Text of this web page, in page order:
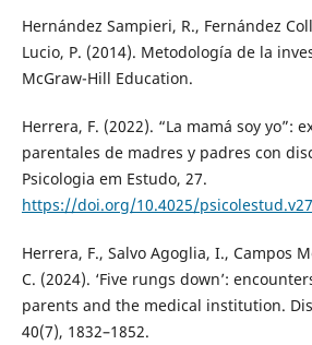
Hernández Sampieri, R., Fernández
Lucio, P. (2014). Metodología de la
McGraw-Hill Education.
Herrera, F. (2022). “La mamá soy yo”:
parentales de madres y padres con
Psicologia em Estudo, 27.
https://doi.org/10.4025/
Herrera, F., Salvo Agoglia, I., Campos
C. (2024). ‘Five rungs down’:
parents and the medical institution.
40(7), 1832–1852.